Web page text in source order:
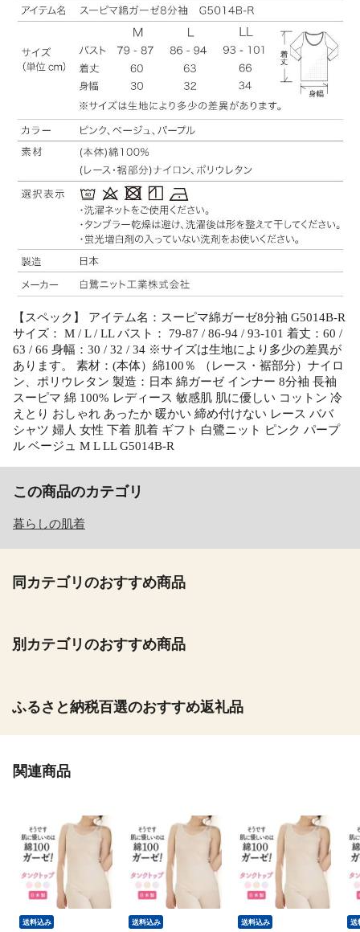
【スペック】 アイテム名：スーピマ綿ガーゼ8分袖 G5014B-R
サイズ： M / L / LL バスト： 79-87 / 86-94 / 93-101 着丈：60 /
63 / 66 身幅：30 / 32 / 34 ※サイズは生地により多少の差異が
あります。 素材：(本体）綿100％ （レース・裾部分）ナイロ
ン、ポリウレタン 製造：日本 綿ガーゼ インナー 8分袖 長袖
スーピマ 綿 100% レディース 敏感肌 肌に優しい コットン 冷
えとり おしゃれ あったか 暖かい 締め付けない レース ババ
シャツ 婦人 女性 下着 肌着 ギフト 白鷺ニット ピンク パープ
ル ベージュ M L LL G5014B-R
この商品のカテゴリ
暮らしの肌着
同カテゴリのおすすめ商品
別カテゴリのおすすめ商品
ふるさと納税百選のおすすめ返礼品
関連商品
送料込み 送料込み 送料込み 送